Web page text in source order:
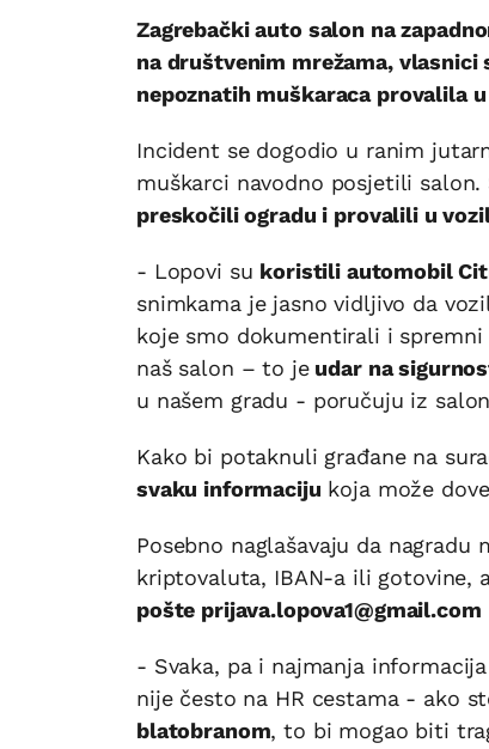
Zagrebački auto salon na
na društvenim mrežama, vlasnici
nepoznatih muškaraca provalila
Incident se dogodio u ranim
muškarci navodno posjetili
preskočili ogradu i provalili u
- Lopovi su koristili automobil
snimkama je jasno vidljivo da
koje smo dokumentirali i
naš salon – to jeudar na
u našem gradu - poručuju iz
Kako bi potaknuli građane na
svaku informaciju koja može
Posebno naglašavaju da
kriptovaluta, IBAN-a ili gotovine, a
pošte prijava.lopova1@gmail.com
- Svaka, pa i najmanja
nije često na HR cestama - ako
blatobranom, to bi mogao biti